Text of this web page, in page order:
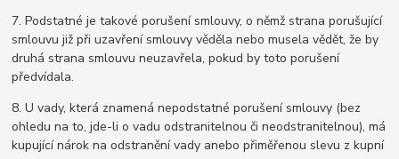
7. Podstatné je takové porušení smlouvy, o němž strana porušující
smlouvu již při uzavření smlouvy věděla nebo musela vědět, že by
druhá strana smlouvu neuzavřela, pokud by toto porušení
předvídala.
8. U vady, která znamená nepodstatné porušení smlouvy (bez
ohledu na to, jde-li o vadu odstranitelnou či neodstranitelnou), má
kupující nárok na odstranění vady anebo přiměřenou slevu z kupní